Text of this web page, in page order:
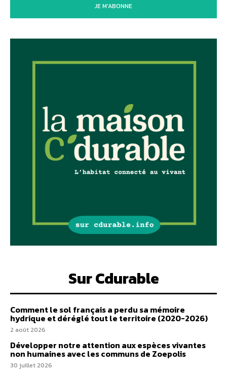
JE M'ABONNE
Sur Cdurable
Comment le sol français a perdu sa mémoire
hydrique et déréglé tout le territoire (2020-2026)
2 août 2026
Développer notre attention aux espèces vivantes
non humaines avec les communs de Zoepolis
30 juillet 2026